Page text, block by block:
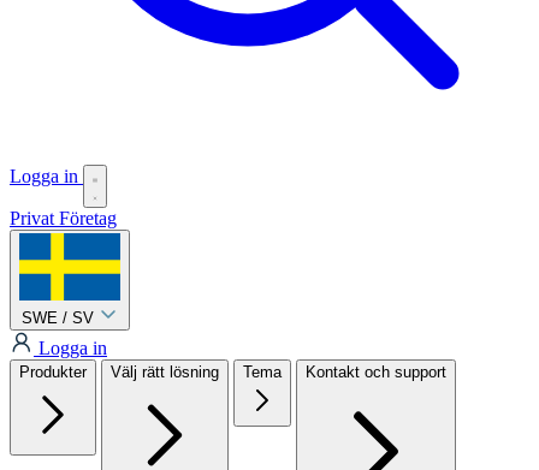
Logga in
Privat Företag
SWE / SV
Logga in
Produkter Välj rätt lösning Tema Kontakt och support